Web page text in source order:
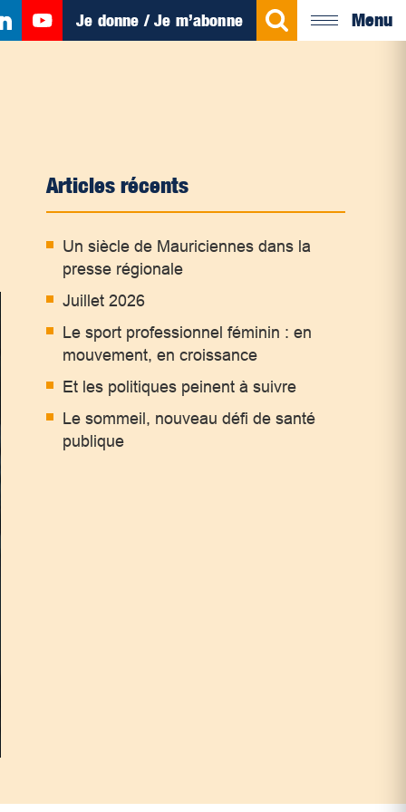
Je donne / Je m’abonne Menu
Articles récents
Un siècle de Mauriciennes dans la
presse régionale
Juillet 2026
Le sport professionnel féminin : en
mouvement, en croissance
Et les politiques peinent à suivre
Le sommeil, nouveau défi de santé
publique